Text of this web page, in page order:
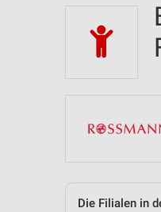
Die Filialen in